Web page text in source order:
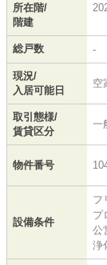
所在階/
階建
総戸数 -
現況/
入居可能日
空
取引態様/
賃貸区分
一
物件番号
設備条件
フ
プ
公
浄